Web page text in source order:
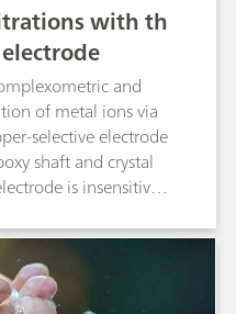
with th
and
of metal ions via
selective electrode
shaft and crystal
is insensitive
into the sample
applicable to
EDTA–metal